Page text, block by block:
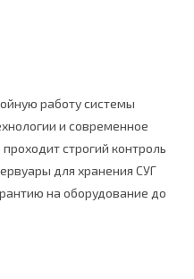
работу системы
и современное
строгий контроль
для хранения СУГ
на оборудование до